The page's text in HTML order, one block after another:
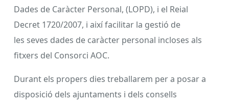
Dades de Caràcter Personal, (LOPD), i el Reial
Decret 1720/2007, i així facilitar la gestió de
les seves dades de caràcter personal incloses als
fitxers del Consorci AOC.
Durant els propers dies treballarem per a posar a
disposició dels ajuntaments i dels consells